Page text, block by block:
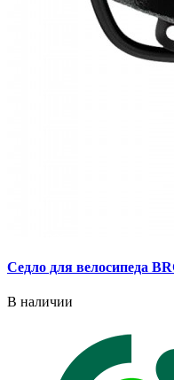
Седло для велосипеда
В наличии